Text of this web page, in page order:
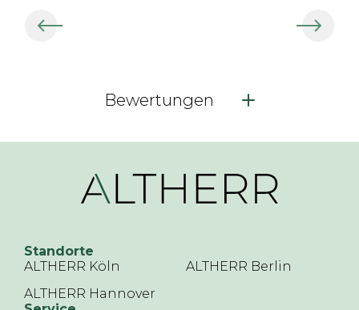
Bewertungen
Standorte
ALTHERR Köln
ALTHERR Berlin
ALTHERR Hannover